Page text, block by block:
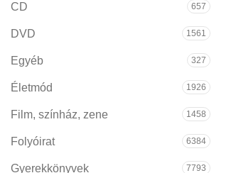
CD 657
DVD 1561
Egyéb 327
Életmód 1926
Film, színház, zene 1458
Folyóirat 6384
Gyerekkönyvek 7793